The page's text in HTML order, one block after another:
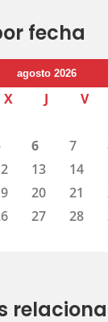
fecha
agosto 2026
X J V
6 7
13 14
20 21
27 28